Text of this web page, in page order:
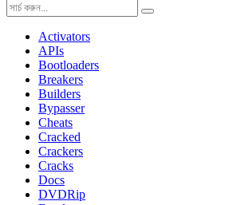
Activators
APIs
Bootloaders
Breakers
Builders
Bypasser
Cheats
Cracked
Crackers
Cracks
Docs
DVDRip